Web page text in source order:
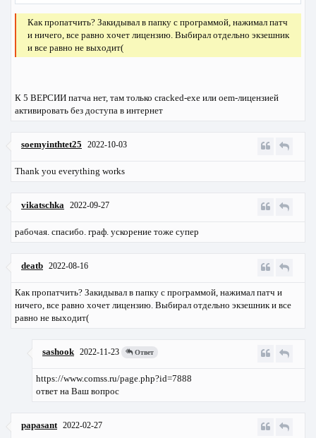
Как пропатчить? Закидывал в папку с программой, нажимал патч
и ничего, все равно хочет лицензию. Выбирал отдельно экзешник
и все равно не выходит(
К 5 ВЕРСИИ патча нет, там только cracked-exe или oem-лицензией
активировать без доступа в интернет
soemyinthtet25 2022-10-03
Thank you everything works
vikatschka 2022-09-27
рабочая. спасибо. граф. ускорение тоже супер
deatb 2022-08-16
Как пропатчить? Закидывал в папку с программой, нажимал патч и
ничего, все равно хочет лицензию. Выбирал отдельно экзешник и все
равно не выходит(
sashook 2022-11-23 Ответ
https://www.comss.ru/page.php?id=7888
ответ на Ваш вопрос
papasant 2022-02-27